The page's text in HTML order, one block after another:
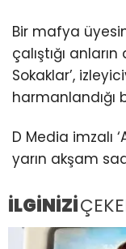
Bir mafya
çalıştığı
Sokaklar’,
D Media imzalı
yarın akşam
İLGİNİZİ